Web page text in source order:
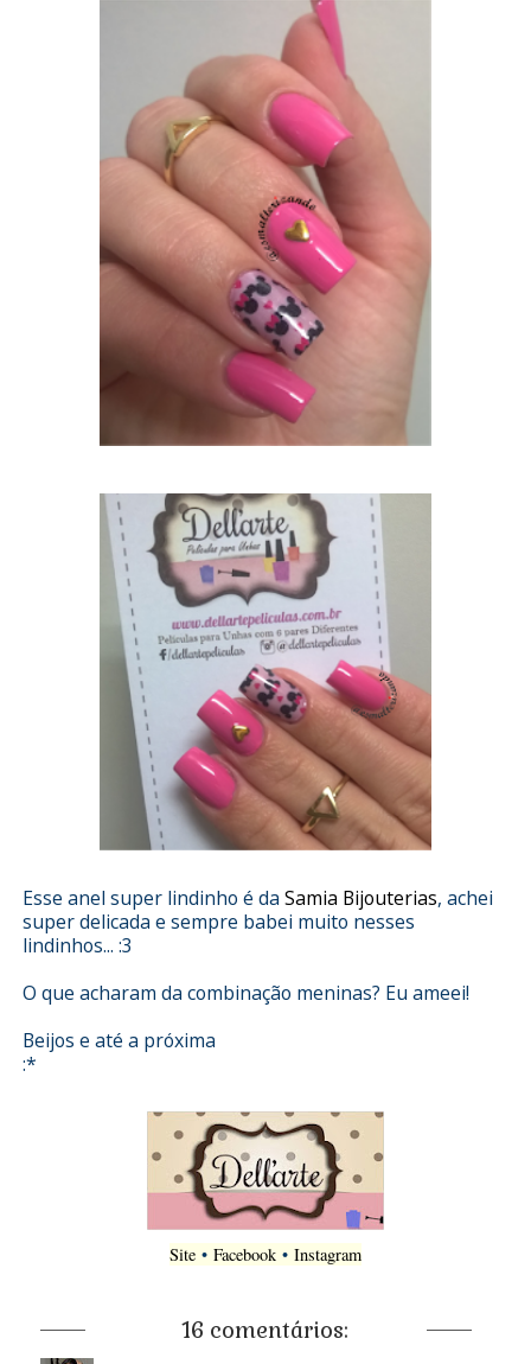
Esse anel super lindinho é da Samia Bijouterias, achei
super delicada e sempre babei muito nesses
lindinhos... :3
O que acharam da combinação meninas? Eu ameei!
Beijos e até a próxima
:*
Site• Facebook• Instagram
16 comentários: